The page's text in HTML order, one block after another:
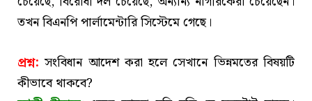
তখন বিএনপি পার্লামেন্টারি সিস্টেমে গেছে।
প্রশ্ন:সংবিধান আদেশ করা হলে সেখানে ভিন্নমতের বিষয়টি
কীভাবে থাকবে?